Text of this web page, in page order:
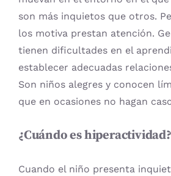
son más inquietos que otros.
los motiva prestan atención.
tienen dificultades en el
establecer adecuadas
Son niños alegres y conocen
que en ocasiones no hagan
¿Cuándo es hiperactividad?
Cuando el niño presenta